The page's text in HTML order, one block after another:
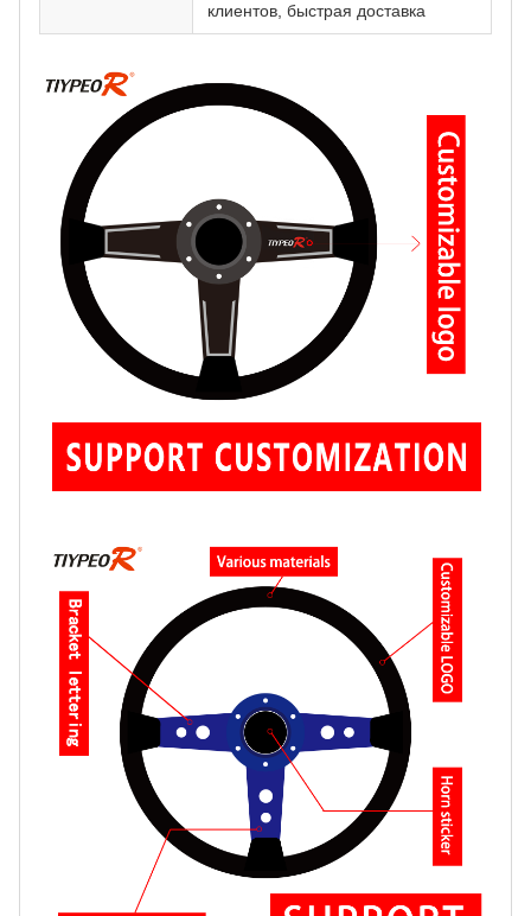
клиентов, быстрая доставка